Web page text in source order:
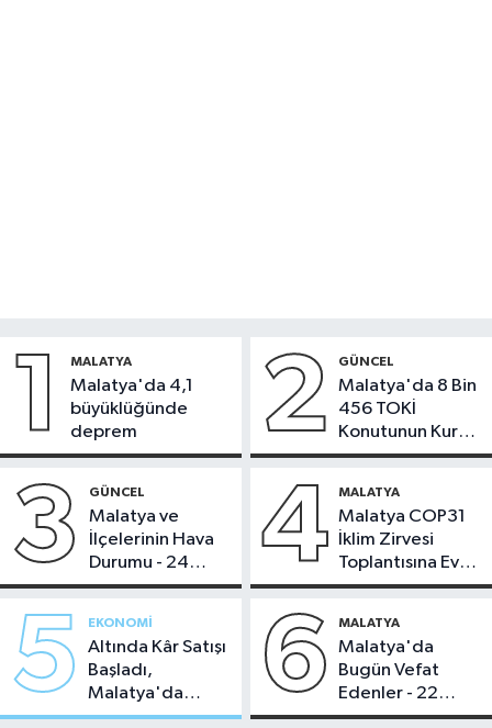
1 MALATYA
Malatya'da 4,1
büyüklüğünde
deprem
2 GÜNCEL
Malatya'da 8 Bin
456 TOKİ
Konutunun Kurası
Bugün Çekiliyor
3 GÜNCEL
Malatya ve
İlçelerinin Hava
Durumu - 24
Temmuz 2026
4 MALATYA
Malatya COP31
İklim Zirvesi
Toplantısına Ev
Sahipliği Yaptı
5 EKONOMI
Altında Kâr Satışı
Başladı,
Malatya'da
Makas Ne
6 MALATYA
Malatya'da
Bugün Vefat
Edenler - 22
Temmuz 2026